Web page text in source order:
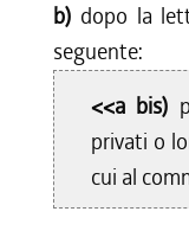
b) dopo la
seguente:
<<a bis)
privati o
cui al